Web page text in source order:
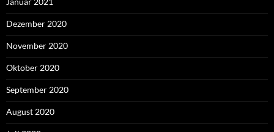
Dezember 2020
November 2020
Oktober 2020
September 2020
August 2020